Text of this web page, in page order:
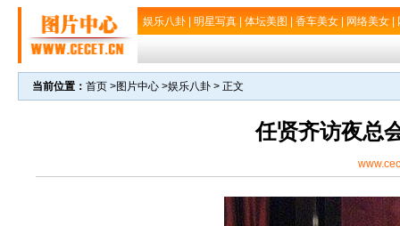
娱乐八卦 明星写真 体坛美图 香车美女 网络美女
当前位置： 首页 >图片中心 >娱乐八卦 > 正文
任贤齐访夜总